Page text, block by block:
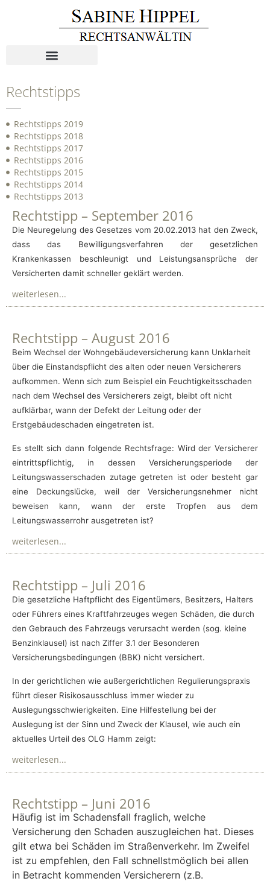
Rechtstipps
Rechtstipps 2019
Rechtstipps 2018
Rechtstipps 2017
Rechtstipps 2016
Rechtstipps 2015
Rechtstipps 2014
Rechtstipps 2013
Rechtstipp – September 2016
Die Neuregelung des Gesetzes vom 20.02.2013 hat den Zweck,
dass das Bewilligungsverfahren der gesetzlichen
Krankenkassen beschleunigt und Leistungsansprüche der
Versicherten damit schneller geklärt werden.
weiterlesen...
Rechtstipp – August 2016
Beim Wechsel der Wohngebäudeversicherung kann Unklarheit
über die Einstandspflicht des alten oder neuen Versicherers
aufkommen. Wenn sich zum Beispiel ein Feuchtigkeitsschaden
nach dem Wechsel des Versicherers zeigt, bleibt oft nicht
aufklärbar, wann der Defekt der Leitung oder der
Erstgebäudeschaden eingetreten ist.
Es stellt sich dann folgende Rechtsfrage: Wird der Versicherer
eintrittspflichtig, in dessen Versicherungsperiode der
Leitungswasserschaden zutage getreten ist oder besteht gar
eine Deckungslücke, weil der Versicherungsnehmer nicht
beweisen kann, wann der erste Tropfen aus dem
Leitungswasserrohr ausgetreten ist?
weiterlesen...
Rechtstipp – Juli 2016
Die gesetzliche Haftpflicht des Eigentümers, Besitzers, Halters
oder Führers eines Kraftfahrzeuges wegen Schäden, die durch
den Gebrauch des Fahrzeugs verursacht werden (sog. kleine
Benzinklausel) ist nach Ziffer 3.1 der Besonderen
Versicherungsbedingungen (BBK) nicht versichert.
In der gerichtlichen wie außergerichtlichen Regulierungspraxis
führt dieser Risikosausschluss immer wieder zu
Auslegungsschwierigkeiten. Eine Hilfestellung bei der
Auslegung ist der Sinn und Zweck der Klausel, wie auch ein
aktuelles Urteil des OLG Hamm zeigt:
weiterlesen...
Rechtstipp – Juni 2016
Häufig ist im Schadensfall fraglich, welche
Versicherung den Schaden auszugleichen hat. Dieses
gilt etwa bei Schäden im Straßenverkehr. Im Zweifel
ist zu empfehlen, den Fall schnellstmöglich bei allen
in Betracht kommenden Versicherern (z.B.